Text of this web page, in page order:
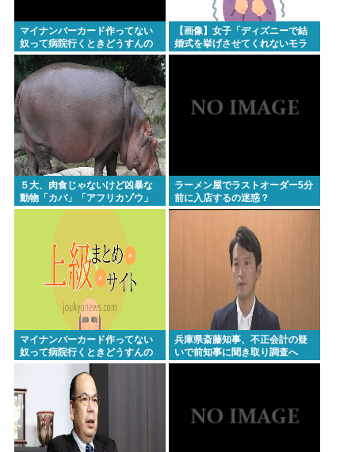
マイナンバーカード作ってない
奴って病院行くときどうすんの
【画像】女子「ディズニーで結
婚式を挙げさせてくれないモラ
ハラ彼氏。過呼吸になりまし
５大、肉食じゃないけど凶暴な
動物「カバ」「アフリカゾウ」
「バッファロー」「コーカサス
ラーメン屋でラストオーダー5分
前に入店するの迷惑？
マイナンバーカード作ってない
奴って病院行くときどうすんの
兵庫県斎藤知事、不正会計の疑
いで前知事に聞き取り調査へ